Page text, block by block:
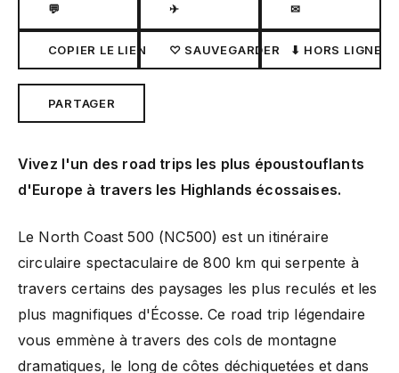
💬 ✈ ✉
COPIER LE LIEN ♡ SAUVEGARDER ⬇ HORS LIGNE
PARTAGER
Vivez l'un des road trips les plus époustouflants
d'Europe à travers les Highlands écossaises.
Le North Coast 500 (NC500) est un itinéraire
circulaire spectaculaire de 800 km qui serpente à
travers certains des paysages les plus reculés et les
plus magnifiques d'Écosse. Ce road trip légendaire
vous emmène à travers des cols de montagne
dramatiques, le long de côtes déchiquetées et dans